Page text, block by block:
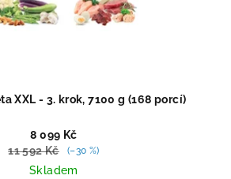
XXL - 3. krok, 7100 g (168 porcí)
8 099 Kč
11 592 Kč
(–30 %)
Skladem